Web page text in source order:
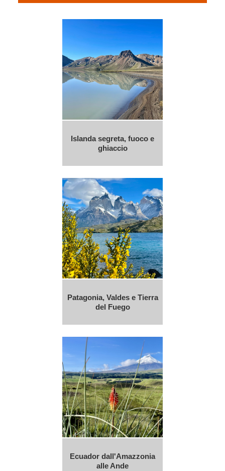
Islanda segreta, fuoco e
ghiaccio
Patagonia, Valdes e Tierra
del Fuego
Ecuador dall'Amazzonia
alle Ande